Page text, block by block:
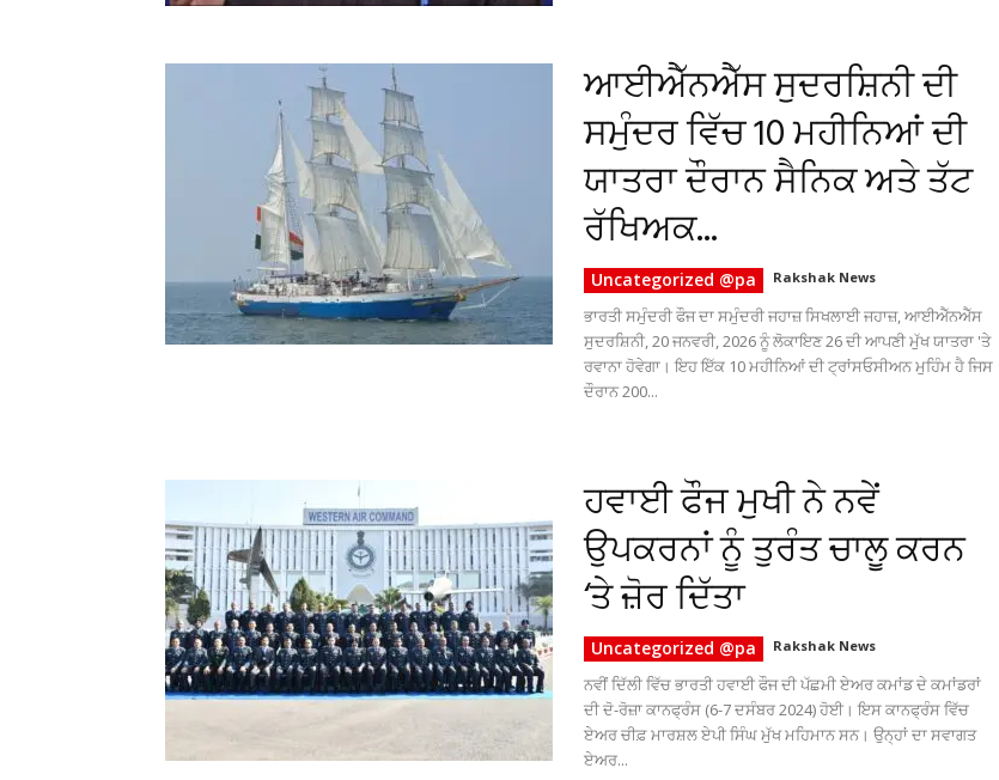
ਆਈਐੱਨਐੱਸ ਸੁਦਰਸ਼ਿਨੀ ਦੀ
ਸਮੁੰਦਰ ਵਿੱਚ 10 ਮਹੀਨਿਆਂ ਦੀ
ਯਾਤਰਾ ਦੌਰਾਨ ਸੈਨਿਕ ਅਤੇ ਤੱਟ
ਰੱਖਿਅਕ...
Uncategorized @pa Rakshak News
ਭਾਰਤੀ ਸਮੁੰਦਰੀ ਫੌਜ ਦਾ ਸਮੁੰਦਰੀ ਜਹਾਜ਼ ਸਿਖਲਾਈ ਜਹਾਜ਼, ਆਈਐੱਨਐੱਸ
ਸੁਦਰਸ਼ਿਨੀ, 20 ਜਨਵਰੀ, 2026 ਨੂੰ ਲੋਕਾਇਣ 26 ਦੀ ਆਪਣੀ ਮੁੱਖ ਯਾਤਰਾ 'ਤੇ
ਰਵਾਨਾ ਹੋਵੇਗਾ। ਇਹ ਇੱਕ 10 ਮਹੀਨਿਆਂ ਦੀ ਟ੍ਰਾਂਸਓਸੀਅਨ ਮੁਹਿੰਮ ਹੈ ਜਿਸ
ਦੌਰਾਨ 200...
ਹਵਾਈ ਫੌਜ ਮੁਖੀ ਨੇ ਨਵੇਂ
ਉਪਕਰਨਾਂ ਨੂੰ ਤੁਰੰਤ ਚਾਲੂ ਕਰਨ
‘ਤੇ ਜ਼ੋਰ ਦਿੱਤਾ
Uncategorized @pa Rakshak News
ਨਵੀਂ ਦਿੱਲੀ ਵਿੱਚ ਭਾਰਤੀ ਹਵਾਈ ਫੌਜ ਦੀ ਪੱਛਮੀ ਏਅਰ ਕਮਾਂਡ ਦੇ ਕਮਾਂਡਰਾਂ
ਦੀ ਦੋ-ਰੋਜ਼ਾ ਕਾਨਫ੍ਰੰਸ (6-7 ਦਸੰਬਰ 2024) ਹੋਈ। ਇਸ ਕਾਨਫ੍ਰੰਸ ਵਿੱਚ
ਏਅਰ ਚੀਫ਼ ਮਾਰਸ਼ਲ ਏਪੀ ਸਿੰਘ ਮੁੱਖ ਮਹਿਮਾਨ ਸਨ। ਉਨ੍ਹਾਂ ਦਾ ਸਵਾਗਤ
ਏਅਰ...